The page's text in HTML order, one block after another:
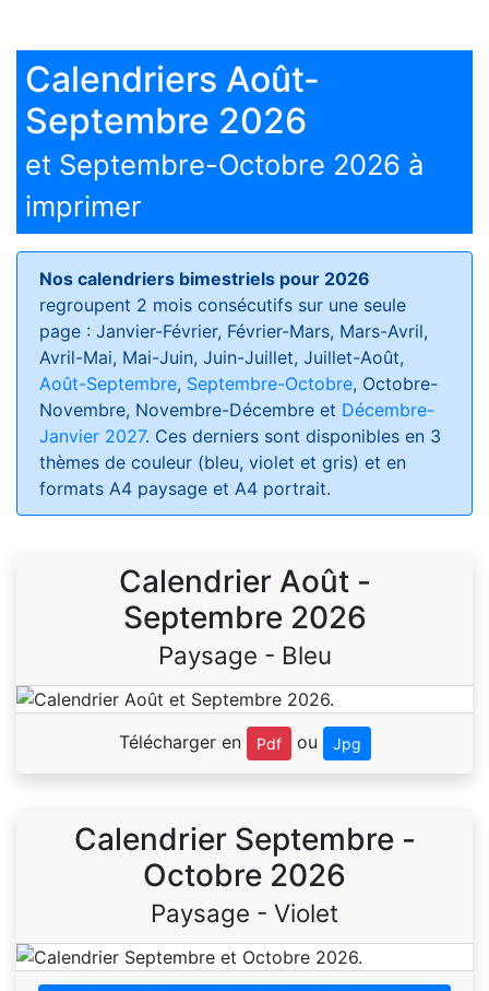
Calendriers Août-
Septembre 2026
et Septembre-Octobre 2026 à
imprimer
Nos calendriers bimestriels pour 2026
regroupent 2 mois consécutifs sur une seule
page : Janvier-Février, Février-Mars, Mars-Avril,
Avril-Mai, Mai-Juin, Juin-Juillet, Juillet-Août,
Août-Septembre, Septembre-Octobre, Octobre-
Novembre, Novembre-Décembre et Décembre-
Janvier 2027. Ces derniers sont disponibles en 3
thèmes de couleur (bleu, violet et gris) et en
formats A4 paysage et A4 portrait.
Calendrier Août -
Septembre 2026
Paysage - Bleu
Télécharger en Pdf ou Jpg
Calendrier Septembre -
Octobre 2026
Paysage - Violet